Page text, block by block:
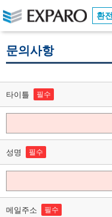
환전
문의사항
타이틀 필수
성명 필수
메일주소 필수